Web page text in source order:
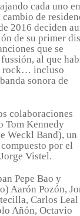
cada uno en
de
2016 deciden
de su primer
que se
al que
rock… incluso
sonora de
colaboraciones
Tom Kennedy
Weckl Band), un
por el
Vistel.
Pepe Bao y
Aarón Pozón,
Carlos Leal
Añón, Octavio